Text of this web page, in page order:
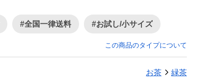
#全国一律送料 #お試し/小サイズ
この商品のタイプについて
お茶 緑茶